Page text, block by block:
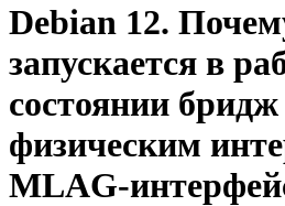
Debian 12.
запускается в
состоянии
физическим
MLAG-